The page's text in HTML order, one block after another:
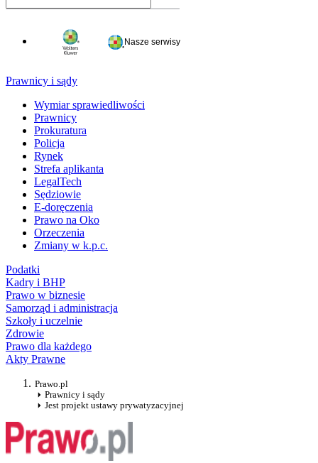
Nasze serwisy
Prawnicy i sądy
Wymiar sprawiedliwości
Prawnicy
Prokuratura
Policja
Rynek
Strefa aplikanta
LegalTech
Sędziowie
E-doręczenia
Prawo na Oko
Orzeczenia
Zmiany w k.p.c.
Podatki
Kadry i BHP
Prawo w biznesie
Samorząd i administracja
Szkoły i uczelnie
Zdrowie
Prawo dla każdego
Akty Prawne
Prawo.pl
Prawnicy i sądy
Jest projekt ustawy prywatyzacyjnej